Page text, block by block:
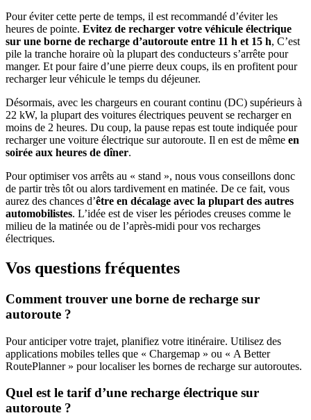
Pour éviter cette perte de temps, il est recommandé d’éviter les
heures de pointe. Evitez de recharger votre véhicule électrique
sur une borne de recharge d’autoroute entre 11 h et 15 h, C’est
pile la tranche horaire où la plupart des conducteurs s’arrête pour
manger. Et pour faire d’une pierre deux coups, ils en profitent pour
recharger leur véhicule le temps du déjeuner.
Désormais, avec les chargeurs en courant continu (DC) supérieurs à
22 kW, la plupart des voitures électriques peuvent se recharger en
moins de 2 heures. Du coup, la pause repas est toute indiquée pour
recharger une voiture électrique sur autoroute. Il en est de même en
soirée aux heures de dîner.
Pour optimiser vos arrêts au « stand », nous vous conseillons donc
de partir très tôt ou alors tardivement en matinée. De ce fait, vous
aurez des chances d’être en décalage avec la plupart des autres
automobilistes. L’idée est de viser les périodes creuses comme le
milieu de la matinée ou de l’après-midi pour vos recharges
électriques.
Vos questions fréquentes
Comment trouver une borne de recharge sur
autoroute ?
Pour anticiper votre trajet, planifiez votre itinéraire. Utilisez des
applications mobiles telles que « Chargemap » ou « A Better
RoutePlanner » pour localiser les bornes de recharge sur autoroutes.
Quel est le tarif d’une recharge électrique sur
autoroute ?